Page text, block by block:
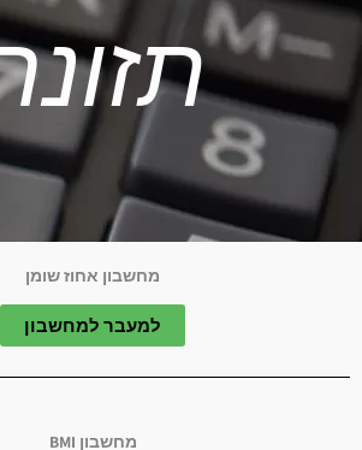
מחשבון אחוז שומן​
למעבר למחשבון
מחשבון BMI​